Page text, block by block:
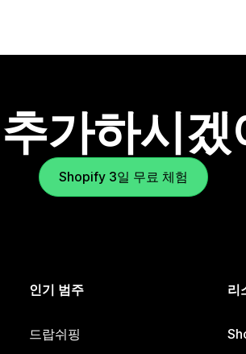
가하시겠
Shopify 3일 무료 체험
인기 범주
드랍쉬핑
리